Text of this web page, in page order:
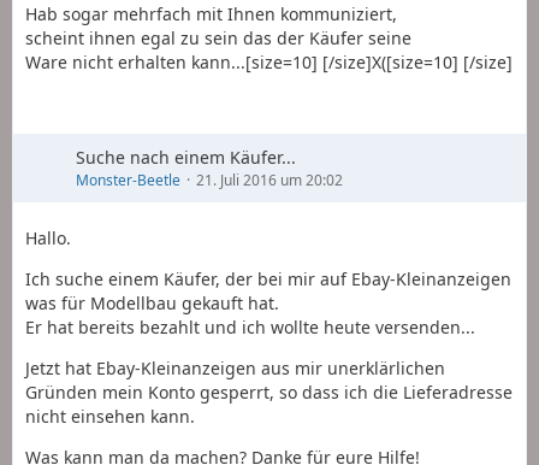
Hab sogar mehrfach mit Ihnen kommuniziert,
scheint ihnen egal zu sein das der Käufer seine
Ware nicht erhalten kann...[size=10] [/size]X([size=10] [/size]
Suche nach einem Käufer...
Monster-Beetle 21. Juli 2016 um 20:02
Hallo.
Ich suche einem Käufer, der bei mir auf Ebay-Kleinanzeigen
was für Modellbau gekauft hat.
Er hat bereits bezahlt und ich wollte heute versenden...
Jetzt hat Ebay-Kleinanzeigen aus mir unerklärlichen
Gründen mein Konto gesperrt, so dass ich die Lieferadresse
nicht einsehen kann.
Was kann man da machen? Danke für eure Hilfe!